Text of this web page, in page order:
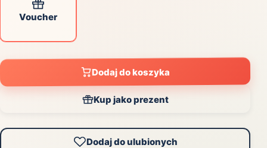
Voucher
Dodaj do koszyka
Kup jako prezent
Dodaj do ulubionych